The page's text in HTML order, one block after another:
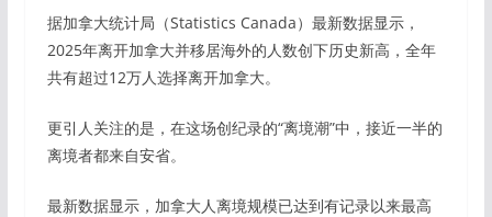
据加拿大统计局（Statistics Canada）最新数据显示，
2025年离开加拿大并移居海外的人数创下历史新高，全年
共有超过12万人选择离开加拿大。
更引人关注的是，在这场创纪录的“离境潮”中，接近一半的
离境者都来自安省。
最新数据显示，加拿大人离境规模已达到有记录以来最高